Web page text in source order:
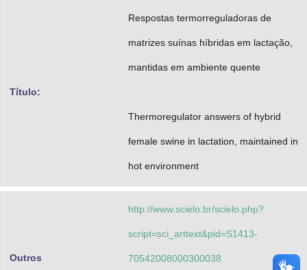
Título:
Respostas termorreguladoras de
matrizes suínas híbridas em lactação,
mantidas em ambiente quente
Thermoregulator answers of hybrid
female swine in lactation, maintained in
hot environment
Outros
http://www.scielo.br/scielo.php?
script=sci_arttext&pid=S1413-
70542008000300038